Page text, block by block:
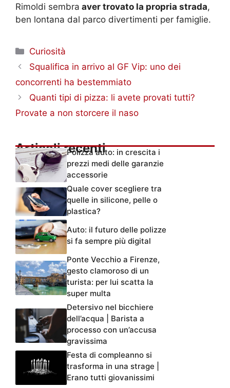
Rimoldi sembra aver trovato la propria strada,
ben lontana dal parco divertimenti per famiglie.
Categorie
Curiosità
Squalifica in arrivo al GF Vip: uno dei
concorrenti ha bestemmiato
Quanti tipi di pizza: li avete provati tutti?
Provate a non storcere il naso
Articoli recentiPolizza auto: in crescita i
prezzi medi delle garanzie
accessorie
Quale cover scegliere tra
quelle in silicone, pelle o
plastica?
Auto: il futuro delle polizze
si fa sempre più digital
Ponte Vecchio a Firenze,
gesto clamoroso di un
turista: per lui scatta la
super multa
Detersivo nel bicchiere
dell’acqua | Barista a
processo con un’accusa
gravissima
Festa di compleanno si
trasforma in una strage |
Erano tutti giovanissimi